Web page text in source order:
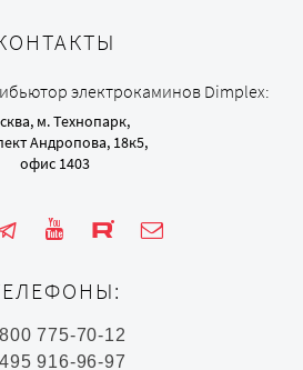
электрокаминов Dimplex:
м. Технопарк,
Андропова, 18к5,
офис 1403
775-70-12
916-96-97